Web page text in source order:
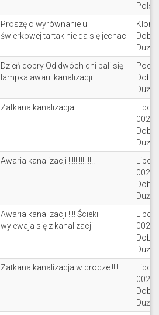
Proszę o wyrównanie ul
świerkowej tartak nie da się jechac
Duże
Dzień dobry Od dwóch dni pali się
lampka awarii kanalizacji.
Duże
Zatkana kanalizacja
002
Awaria kanalizacji !!!!!!!!!!!!!!!
002
Awaria kanalizacji !!!! Ścieki
wylewaja się z kanalizacji
002
Zatkana kanalizacja w drodze !!!!
002